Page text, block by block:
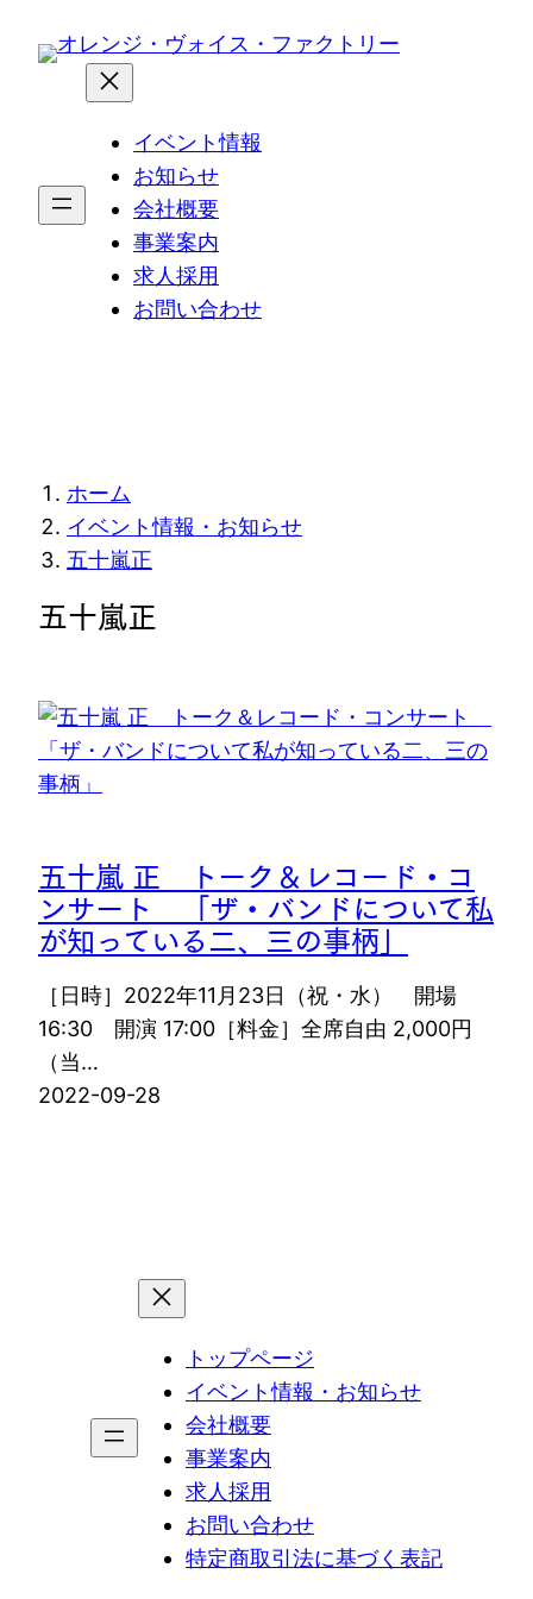
イベント情報
お知らせ
会社概要
事業案内
求人採用
お問い合わせ
現
在
位
置
ホーム
イベント情報・お知らせ
五十嵐正
五十嵐正
五十嵐 正 トーク＆レコード・コ
ンサート 「ザ・バンドについて私
が知っている二、三の事柄」
［日時］2022年11月23日（祝・水） 開場
16:30 開演 17:00［料金］全席自由 2,000円
（当…
2022-09-28
トップページ
イベント情報・お知らせ
会社概要
事業案内
求人採用
お問い合わせ
特定商取引法に基づく表記